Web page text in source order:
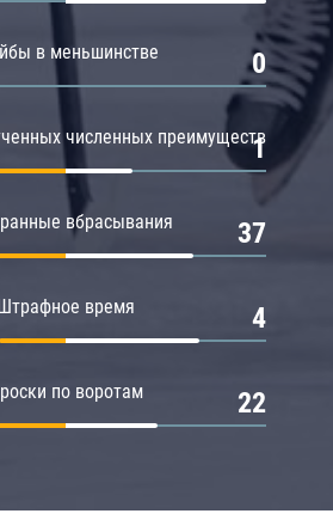
в меньшинстве 0
численных преимуществ
1
вбрасывания 37
время 4
по воротам 22